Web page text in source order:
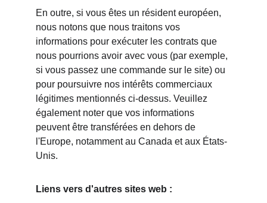
En outre, si vous êtes un résident européen,
nous notons que nous traitons vos
informations pour exécuter les contrats que
nous pourrions avoir avec vous (par exemple,
si vous passez une commande sur le site) ou
pour poursuivre nos intérêts commerciaux
légitimes mentionnés ci-dessus. Veuillez
également noter que vos informations
peuvent être transférées en dehors de
l'Europe, notamment au Canada et aux États-
Unis.
Liens vers d'autres sites web :